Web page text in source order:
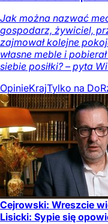
Jak można nazwać
gospodarz, żywiciel,
zajmował kolejne
własne meble i
siebie posiłki? – pyta
OpinieKrajTylko na
Cejrowski: Wreszcie
Lisicki: Sypie się